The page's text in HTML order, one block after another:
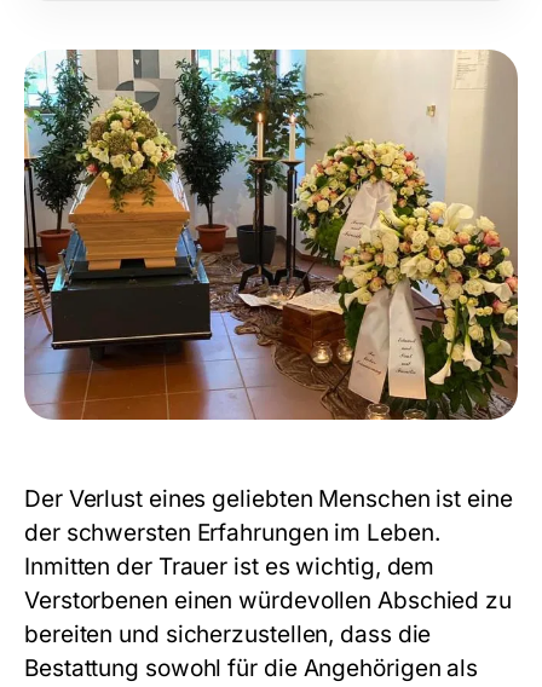
Der Verlust eines geliebten Menschen ist eine
der schwersten Erfahrungen im Leben.
Inmitten der Trauer ist es wichtig, dem
Verstorbenen einen würdevollen Abschied zu
bereiten und sicherzustellen, dass die
Bestattung sowohl für die Angehörigen als